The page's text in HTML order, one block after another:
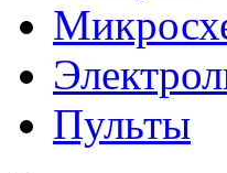
Пульты